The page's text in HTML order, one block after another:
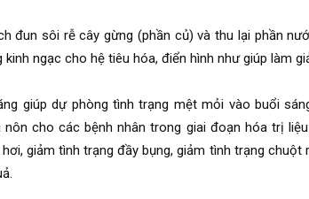
đun sôi rễ cây gừng (phần củ) và thu lại phần
ngạc cho hệ tiêu hóa, điển hình như giúp làm
giúp dự phòng tình trạng mệt mỏi vào buổi
cho các bệnh nhân trong giai đoạn hóa trị
giảm tình trạng đầy bụng, giảm tình trạng